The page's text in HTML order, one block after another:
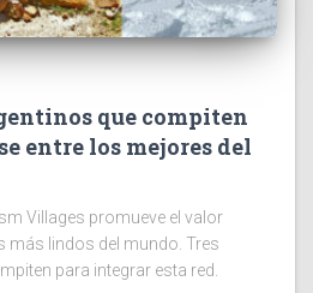
que compiten
entre los mejores del
Villages promueve el valor
más lindos del mundo. Tres
para integrar esta red.